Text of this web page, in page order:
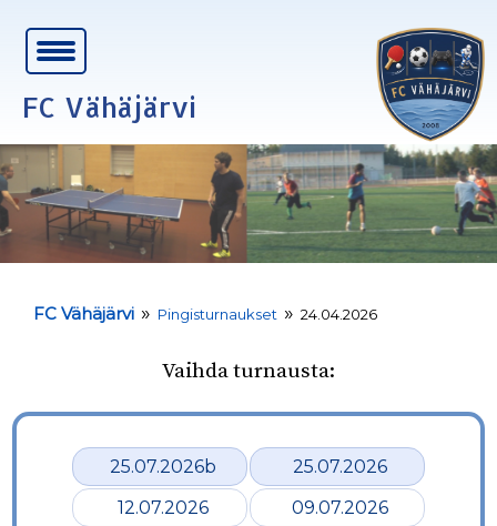
FC Vähäjärvi
FC Vähäjärvi » Pingisturnaukset » 24.04.2026
Vaihda turnausta:
25.07.2026b
25.07.2026
12.07.2026
09.07.2026